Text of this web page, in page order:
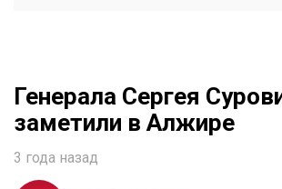
Генерала Сергея
заметили в Алжире
3 года назад